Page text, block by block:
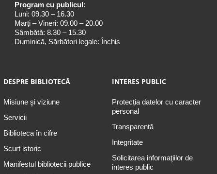
Program cu publicul:
Luni: 09.30 – 16.30
Marți – Vineri: 09.00 – 20.00
Sâmbătă: 8.30 – 15.30
Duminică, Sărbători legale: Închis
DESPRE BIBLIOTECĂ
Misiune şi viziune
Servicii
Biblioteca în cifre
Scurt istoric
Manifestul bibliotecii publice
INTERES PUBLIC
Protecția datelor cu caracter
personal
Transparență
Integritate
Solicitarea informaţiilor de
interes public